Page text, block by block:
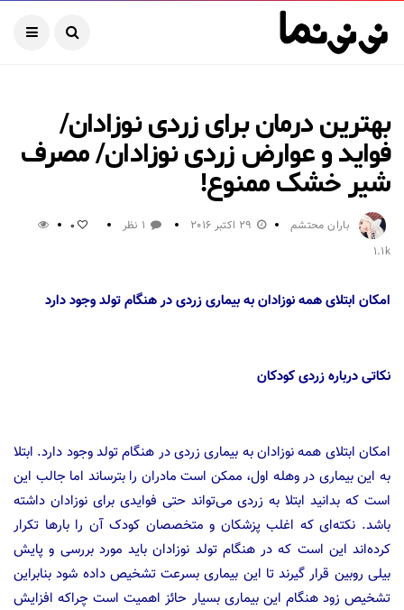
بهترین درمان برای زردی نوزادان/
فواید و عوارض زردی نوزادان/ مصرف
شیر خشک ممنوع!
باران محتشم 29 اکتبر 2016 1 نظر 0
1.1k
امکان ابتلای همه نوزادان به بیماری زردی در هنگام تولد وجود دارد
نکاتی درباره زردی کودکان
امکان ابتلای همه نوزادان به بیماری زردی در هنگام تولد وجود دارد. ابتلا
به این بیماری در وهله اول، ممکن است مادران را بترساند اما جالب این
است که بدانید ابتلا به زردی می‌تواند حتی فوایدی برای نوزادان داشته
باشد. نکته‌ای که اغلب پزشکان و متخصصان کودک آن را بارها تکرار
کرده‌اند این است که در هنگام تولد نوزادان باید مورد بررسی و پایش
بیلی روبین قرار گیرند تا این بیماری بسرعت تشخیص داده شود بنابراین
تشخیص زود هنگام این بیماری بسیار حائز اهمیت است چراکه افزایش